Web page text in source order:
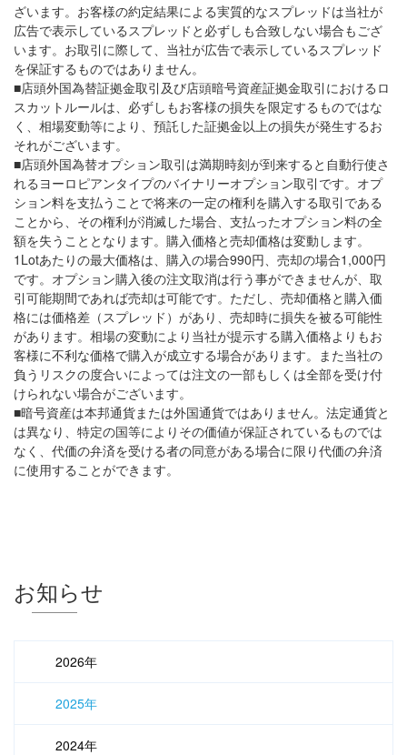
ざいます。お客様の約定結果による実質的なスプレッドは当社が
広告で表示しているスプレッドと必ずしも合致しない場合もござ
います。お取引に際して、当社が広告で表示しているスプレッド
を保証するものではありません。
■店頭外国為替証拠金取引及び店頭暗号資産証拠金取引におけるロ
スカットルールは、必ずしもお客様の損失を限定するものではな
く、相場変動等により、預託した証拠金以上の損失が発生するお
それがございます。
■店頭外国為替オプション取引は満期時刻が到来すると自動行使さ
れるヨーロピアンタイプのバイナリーオプション取引です。オプ
ション料を支払うことで将来の一定の権利を購入する取引である
ことから、その権利が消滅した場合、支払ったオプション料の全
額を失うこととなります。購入価格と売却価格は変動します。
1Lotあたりの最大価格は、購入の場合990円、売却の場合1,000円
です。オプション購入後の注文取消は行う事ができませんが、取
引可能期間であれば売却は可能です。ただし、売却価格と購入価
格には価格差（スプレッド）があり、売却時に損失を被る可能性
があります。相場の変動により当社が提示する購入価格よりもお
客様に不利な価格で購入が成立する場合があります。また当社の
負うリスクの度合いによっては注文の一部もしくは全部を受け付
けられない場合がございます。
■暗号資産は本邦通貨または外国通貨ではありません。法定通貨と
は異なり、特定の国等によりその価値が保証されているものでは
なく、代価の弁済を受ける者の同意がある場合に限り代価の弁済
に使用することができます。
お知らせ
2026年
2025年
2024年